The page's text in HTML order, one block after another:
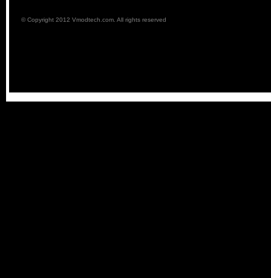
© Copyright 2012 Vmodtech.com. All rights reserved